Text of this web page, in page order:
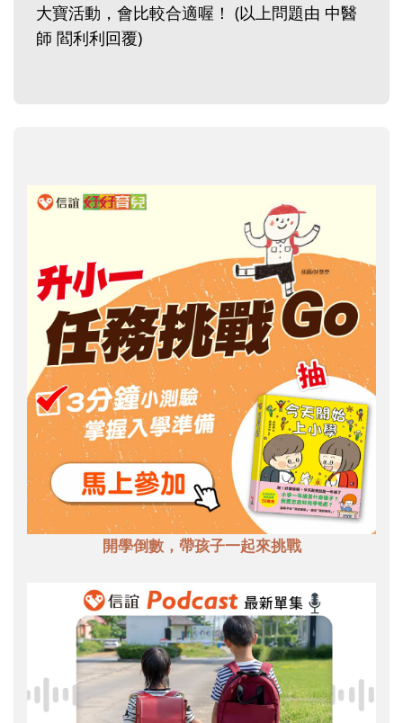
大寶活動，會比較合適喔！ (以上問題由 中醫
師 閻利利回覆)
開學倒數，帶孩子一起來挑戰